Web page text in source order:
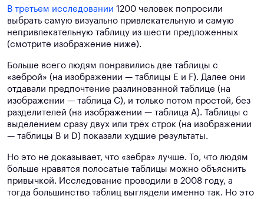
В третьем исследовании 1200 человек попросили
выбрать самую визуально привлекательную и самую
непривлекательную таблицу из шести предложенных
(смотрите изображение ниже).
Больше всего людям понравились две таблицы с
«зеброй» (на изображении — таблицы E и F). Далее они
отдавали предпочтение разлинованной таблице (на
изображении — таблица C), и только потом простой, без
разделителей (на изображении — таблица A). Таблицы с
выделением сразу двух или трёх строк (на изображении
— таблицы B и D) показали худшие результаты.
Но это не доказывает, что «зебра» лучше. То, что людям
больше нравятся полосатые таблицы можно объяснить
привычкой. Исследование проводили в 2008 году, а
тогда большинство таблиц выглядели именно так. Но это